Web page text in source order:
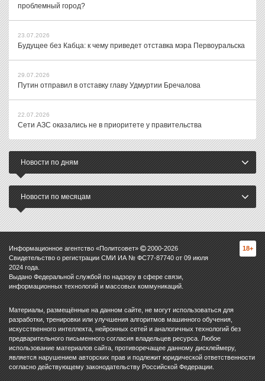
проблемный город?
23.07.2026
Будущее без Кабца: к чему приведет отставка мэра Первоуральска
29.07.2026
Путин отправил в отставку главу Удмуртии Бречалова
22.07.2026
Сети АЗС оказались не в приоритете у правительства
Новости по дням
Новости по месяцам
Информационное агентство «Политсовет» 2000-2026
Свидетельство о регистрации СМИ ИА № ФС77-87740 от 09 июля
2024 года.
Выдано Федеральной службой по надзору в сфере связи,
информационных технологий и массовых коммуникаций.
18+
Материалы, размещённые на данном сайте, не могут использоваться для
разработки, тренировки или улучшения алгоритмов машинного обучения,
искусственного интеллекта, нейронных сетей и аналогичных технологий без
предварительного письменного согласия владельцев ресурса. Любое
использование материалов сайта, противоречащее данному дисклеймеру,
является нарушением авторских прав и подлежит юридической ответственности
согласно действующему законодательству Российской Федерации.